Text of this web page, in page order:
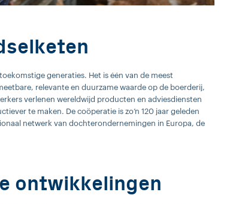
generaties. Het is één van de meest
relevante en duurzame waarde op de boerderij,
verlenen wereldwijd producten en adviesdiensten
te maken. De coöperatie is zo’n 120 jaar geleden
netwerk van dochterondernemingen in Europa, de
ontwikkelingen